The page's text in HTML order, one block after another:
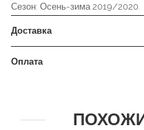
Сезон: Осень-зима 2019/2020.
Доставка
Оплата